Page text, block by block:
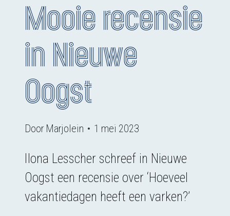
Mooie recensie
in Nieuwe
Oogst
Door Marjolein 1 mei 2023
Ilona Lesscher schreef in Nieuwe
Oogst een recensie over ‘Hoeveel
vakantiedagen heeft een varken?’